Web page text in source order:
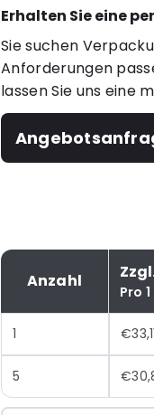
Erhalten Sie eine
Sie suchen
Anforderungen
lassen Sie uns eine
Anzahl
Pro
1
5